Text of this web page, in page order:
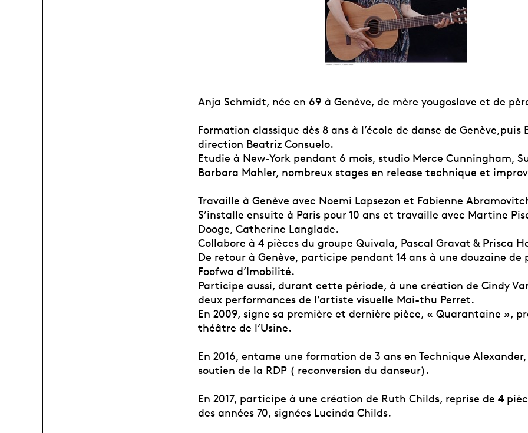
Anja Schmidt, née en 69 à Genève, de mère yougoslave et de
Formation classique dès 8 ans à l’école de danse de Genève,puis
direction Beatriz Consuelo.
Etudie à New-York pendant 6 mois, studio Merce Cunningham,
Barbara Mahler, nombreux stages en release technique et
Travaille à Genève avec Noemi Lapsezon et Fabienne
S’installe ensuite à Paris pour 10 ans et travaille avec Martine
Dooge, Catherine Langlade.
Collabore à 4 pièces du groupe Quivala, Pascal Gravat & Prisca
De retour à Genève, participe pendant 14 ans à une douzaine de
Foofwa d’Imobilité.
Participe aussi, durant cette période, à une création de Cindy
deux performances de l’artiste visuelle Mai-thu Perret.
En 2009, signe sa première et dernière pièce, « Quarantaine »,
théâtre de l’Usine.
En 2016, entame une formation de 3 ans en Technique
soutien de la RDP ( reconversion du danseur).
En 2017, participe à une création de Ruth Childs, reprise de 4
des années 70, signées Lucinda Childs.